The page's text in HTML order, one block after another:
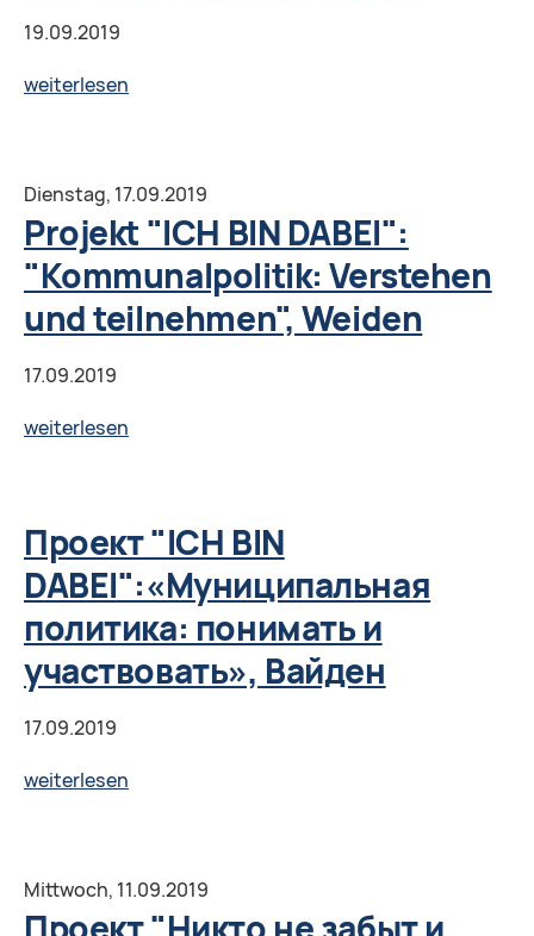
19.09.2019
weiterlesen
am
19.
–
20.09.2019
in
Dienstag, 17.09.2019
Projekt "ICH BIN DABEI":
"Kommunalpolitik: Verstehen
und teilnehmen", Weiden
17.09.2019
weiterlesen
DABEI":
"Kommunalpolitik:
Verstehen
und
teilnehmen",
Weiden
Проект "ICH BIN
DABEI":«Муниципальная
политика: понимать и
участвовать», Вайден
17.09.2019
weiterlesen
DABEI":«Муниципальная
политика:
Mittwoch, 11.09.2019